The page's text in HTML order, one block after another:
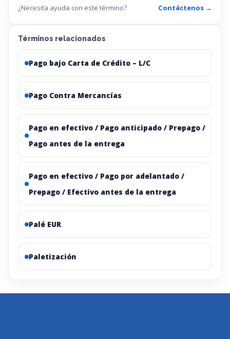
¿Necesita ayuda con este término? Contáctenos →
Términos relacionados
Pago bajo Carta de Crédito – L/C
Pago Contra Mercancías
Pago en efectivo / Pago anticipado / Prepago /
Pago antes de la entrega
Pago en efectivo / Pago por adelantado /
Prepago / Efectivo antes de la entrega
Palé EUR
Paletización